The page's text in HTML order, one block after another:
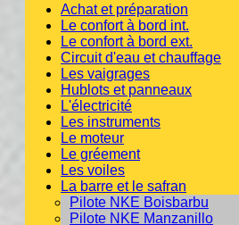
Achat et préparation
Le confort à bord int.
Le confort à bord ext.
Circuit d'eau et chauffage
Les vaigrages
Hublots et panneaux
L'électricité
Les instruments
Le moteur
Le gréement
Les voiles
La barre et le safran
Pilote NKE Boisbarbu
Pilote NKE Manzanillo